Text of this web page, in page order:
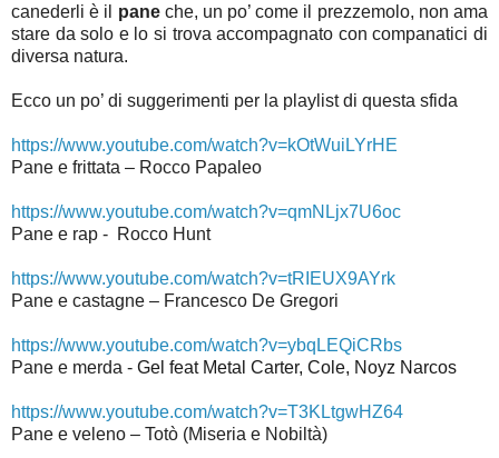
canederli è il pane che, un po’ come il prezzemolo, non ama
stare da solo e lo si trova accompagnato con companatici di
diversa natura.
Ecco un po’ di suggerimenti per la playlist di questa sfida
https://www.youtube.com/watch?v=kOtWuiLYrHE
Pane e frittata – Rocco Papaleo
https://www.youtube.com/watch?v=qmNLjx7U6oc
Pane e rap - Rocco Hunt
https://www.youtube.com/watch?v=tRIEUX9AYrk
Pane e castagne – Francesco De Gregori
https://www.youtube.com/watch?v=ybqLEQiCRbs
Pane e merda - Gel feat Metal Carter, Cole, Noyz Narcos
https://www.youtube.com/watch?v=T3KLtgwHZ64
Pane e veleno – Totò (Miseria e Nobiltà)